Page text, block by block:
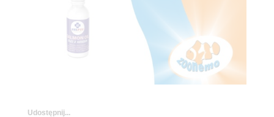
Udostępnij...